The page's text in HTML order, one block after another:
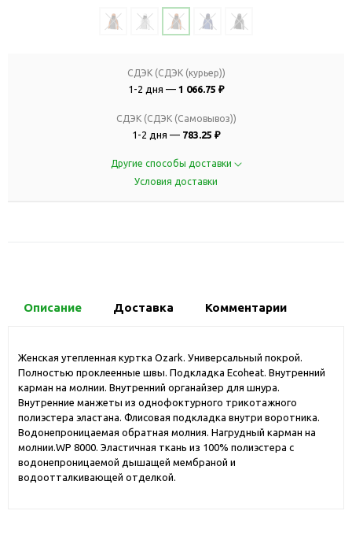
СДЭК (СДЭК (курьер))
1-2 дня — 1 066.75 ₽
СДЭК (СДЭК (Самовывоз))
1-2 дня — 783.25 ₽
Другие способы доставки
Условия доставки
Описание Доставка Комментарии
Женская утепленная куртка Ozark. Универсальный покрой.
Полностью проклеенные швы. Подкладка Ecoheat. Внутренний
карман на молнии. Внутренний органайзер для шнура.
Внутренние манжеты из однофоктурного трикотажного
полиэстера эластана. Флисовая подкладка внутри воротника.
Водонепроницаемая обратная молния. Нагрудный карман на
молнии.WP 8000. Эластичная ткань из 100% полиэстера с
водонепроницаемой дышащей мембраной и
водоотталкивающей отделкой.